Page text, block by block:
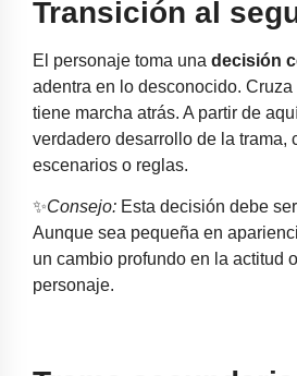
Transición al
El personaje toma una decisión
adentra en lo desconocido.
tiene marcha atrás. A partir de
verdadero desarrollo de la trama,
escenarios o reglas.
✨Consejo: Esta decisión debe
Aunque sea pequeña en
un cambio profundo en la actitud
personaje.